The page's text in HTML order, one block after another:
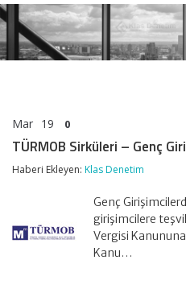
Mar 19 0
TÜRMOB Sirküleri – Genç
Haberi Ekleyen: Klas Denetim
Genç
girişimcilere
Vergisi
Kanu…